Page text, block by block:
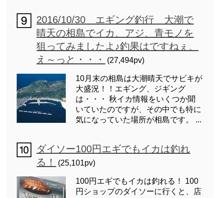
2016/10/30 エギング釣行 大潮で
晴天の相島でイカ、アジ、青モノを
狙ってみましたよ♪釣果はですねぇ、
え～っと・・・
(27,494pv)
10月末の相島は大潮晴天でサビキが
大盛況！！エギング、ジギング
は・・・ 秋イカ情報をいくつか聞
いていたのですが、その中でも特に
気になっていた場所が相島です。 ...
ダイソー100円エギでもイカは釣れ
る！
(25,101pv)
100円エギでもイカは釣れる！ 100
円ショップのダイソーに行くと、店